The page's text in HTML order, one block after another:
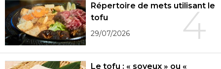
4
Répertoire de mets utilisant le
tofu
29/07/2026
Le tofu : « soyeux » ou «